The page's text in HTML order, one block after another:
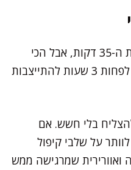
העבודה הפעילה לא תעבור את ה-35 דקות, אבל הכי
כדאי לתת לעוגה לנוח במקרר לפחות 3 שעות להתייצבות
בלי חשש. אם
על שלבי קיפול
ואוורירית שמרגישה ממש